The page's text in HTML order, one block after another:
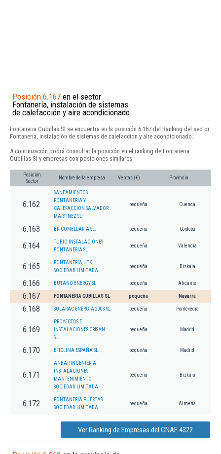
Posición 6.167 en el sector
Fontanería, instalación de sistemas
de calefacción y aire acondicionado
Fontaneria Cubillas Sl se encuentra en la posición 6.167 del Ranking del sector
Fontanería, instalación de sistemas de calefacción y aire acondicionado.
A continuación podrá consultar la posición en el ranking de Fontaneria
Cubillas Sl y empresas con posiciones similares:
Posición
Sector
Nombre de la empresa Ventas (€) Provincia
6.162
SANEAMIENTOS
FONTANERIA Y
CALEFACCION SALVADOR
MARTINEZ SL
pequeña Cuenca
6.163 BRICOMELLARIA SL. pequeña Córdoba
6.164
TUBIO INSTALACIONES
FONTANERIA SL
pequeña Valencia
6.165
FONTANERIA UTK
SOCIEDAD LIMITADA.
pequeña Bizkaia
6.166 BUTANO ENERGY SL pequeña Alicante
6.167 FONTANERIA CUBILLAS SL pequeña Navarra
6.168 SOLARAC ENERGIA 2003 SL pequeña Pontevedra
6.169
PROYECTOS E
INSTALACIONES CRISAN
S.L.
pequeña Madrid
6.170 EFICLIMA ESPAÑA SL. pequeña Madrid
6.171
ANBAR INGENIERIA
INSTALACIONES
MANTENIMIENTO
SOCIEDAD LIMITADA.
pequeña Bizkaia
6.172
FONTANERIA PUERTAS
SOCIEDAD LIMITADA
pequeña Almería
Ver Ranking de Empresas del CNAE 4322